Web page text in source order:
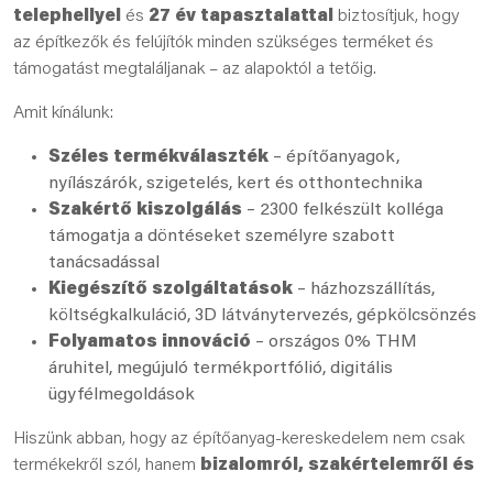
telephellyel
és 27 év tapasztalattal
biztosítjuk, hogy
az építkezők és felújítók minden szükséges terméket és
támogatást megtaláljanak – az alapoktól a tetőig.
Amit kínálunk:
Széles termékválaszték – építőanyagok,
nyílászárók, szigetelés, kert és otthontechnika
Szakértő kiszolgálás – 2300 felkészült kolléga
támogatja a döntéseket személyre szabott
tanácsadással
Kiegészítő szolgáltatások – házhozszállítás,
költségkalkuláció, 3D látványtervezés, gépkölcsönzés
Folyamatos innováció – országos 0% THM
áruhitel, megújuló termékportfólió, digitális
ügyfélmegoldások
Hiszünk abban, hogy az építőanyag-kereskedelem nem csak
termékekről szól, hanem bizalomról, szakértelemről és